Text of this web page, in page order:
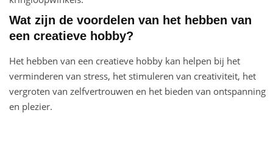
Wat zijn de voordelen van het hebben van
een creatieve hobby?
Het hebben van een creatieve hobby kan helpen bij het
verminderen van stress, het stimuleren van creativiteit, het
vergroten van zelfvertrouwen en het bieden van ontspanning
en plezier.